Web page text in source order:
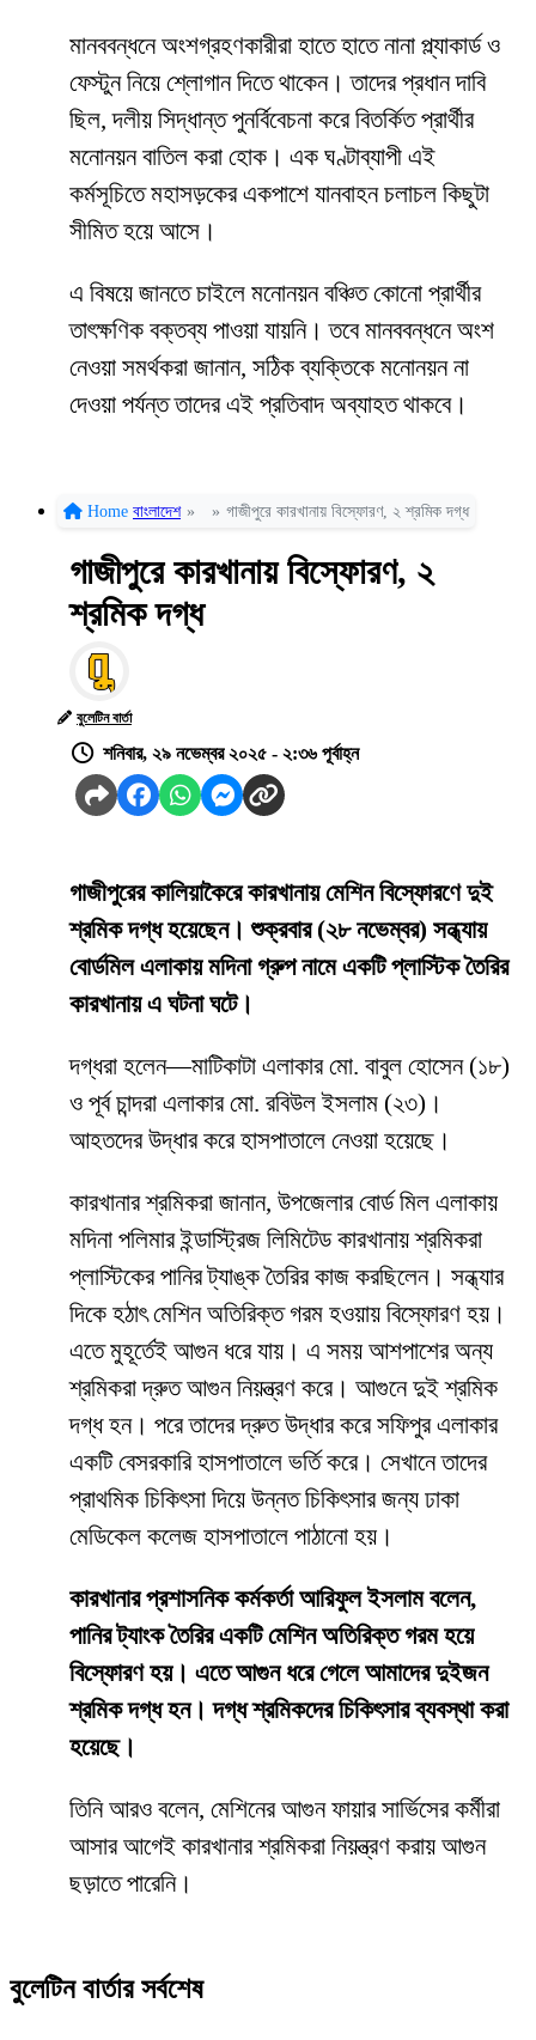
মানববন্ধনে অংশগ্রহণকারীরা হাতে হাতে নানা প্ল্যাকার্ড ও
ফেস্টুন নিয়ে শ্লোগান দিতে থাকেন। তাদের প্রধান দাবি
ছিল, দলীয় সিদ্ধান্ত পুনর্বিবেচনা করে বিতর্কিত প্রার্থীর
মনোনয়ন বাতিল করা হোক। এক ঘণ্টাব্যাপী এই
কর্মসূচিতে মহাসড়কের একপাশে যানবাহন চলাচল কিছুটা
সীমিত হয়ে আসে।
এ বিষয়ে জানতে চাইলে মনোনয়ন বঞ্চিত কোনো প্রার্থীর
তাৎক্ষণিক বক্তব্য পাওয়া যায়নি। তবে মানববন্ধনে অংশ
নেওয়া সমর্থকরা জানান, সঠিক ব্যক্তিকে মনোনয়ন না
দেওয়া পর্যন্ত তাদের এই প্রতিবাদ অব্যাহত থাকবে।
Home বাংলাদেশ » » গাজীপুরে কারখানায় বিস্ফোরণ, ২ শ্রমিক দগ্ধ
গাজীপুরে কারখানায় বিস্ফোরণ, ২
শ্রমিক দগ্ধ
বুলেটিন বার্তা
শনিবার, ২৯ নভেম্বর ২০২৫ - ২:৩৬ পূর্বাহ্ন
গাজীপুরের কালিয়াকৈরে কারখানায় মেশিন বিস্ফোরণে দুই
শ্রমিক দগ্ধ হয়েছেন। শুক্রবার (২৮ নভেম্বর) সন্ধ্যায়
বোর্ডমিল এলাকায় মদিনা গ্রুপ নামে একটি প্লাস্টিক তৈরির
কারখানায় এ ঘটনা ঘটে।
দগ্ধরা হলেন—মাটিকাটা এলাকার মো. বাবুল হোসেন (১৮)
ও পূর্ব চান্দরা এলাকার মো. রবিউল ইসলাম (২৩)।
আহতদের উদ্ধার করে হাসপাতালে নেওয়া হয়েছে।
কারখানার শ্রমিকরা জানান, উপজেলার বোর্ড মিল এলাকায়
মদিনা পলিমার ইন্ডাস্ট্রিজ লিমিটেড কারখানায় শ্রমিকরা
প্লাস্টিকের পানির ট্যাঙ্ক তৈরির কাজ করছিলেন। সন্ধ্যার
দিকে হঠাৎ মেশিন অতিরিক্ত গরম হওয়ায় বিস্ফোরণ হয়।
এতে মুহূর্তেই আগুন ধরে যায়। এ সময় আশপাশের অন্য
শ্রমিকরা দ্রুত আগুন নিয়ন্ত্রণ করে। আগুনে দুই শ্রমিক
দগ্ধ হন। পরে তাদের দ্রুত উদ্ধার করে সফিপুর এলাকার
একটি বেসরকারি হাসপাতালে ভর্তি করে। সেখানে তাদের
প্রাথমিক চিকিৎসা দিয়ে উন্নত চিকিৎসার জন্য ঢাকা
মেডিকেল কলেজ হাসপাতালে পাঠানো হয়।
কারখানার প্রশাসনিক কর্মকর্তা আরিফুল ইসলাম বলেন,
পানির ট্যাংক তৈরির একটি মেশিন অতিরিক্ত গরম হয়ে
বিস্ফোরণ হয়। এতে আগুন ধরে গেলে আমাদের দুইজন
শ্রমিক দগ্ধ হন। দগ্ধ শ্রমিকদের চিকিৎসার ব্যবস্থা করা
হয়েছে।
তিনি আরও বলেন, মেশিনের আগুন ফায়ার সার্ভিসের কর্মীরা
আসার আগেই কারখানার শ্রমিকরা নিয়ন্ত্রণ করায় আগুন
ছড়াতে পারেনি।
বুলেটিন বার্তার সর্বশেষ